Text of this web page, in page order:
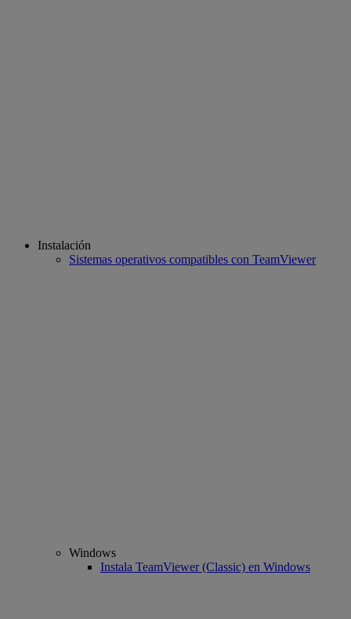
Instalación
Sistemas operativos compatibles con TeamViewer
Windows
Instala TeamViewer (Classic) en Windows